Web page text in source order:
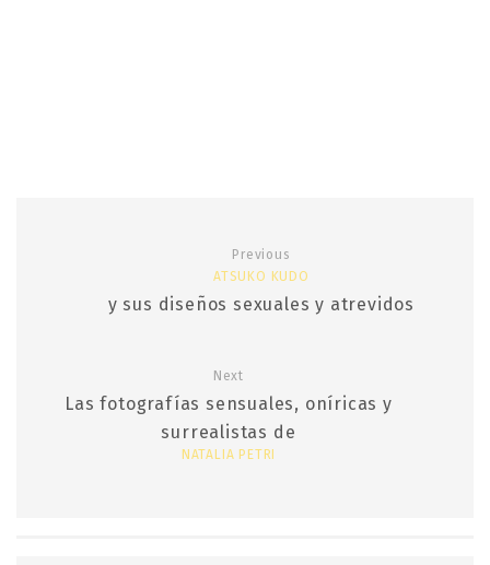
Previous
ATSUKO KUDO
y sus diseños sexuales y atrevidos
Next
Las fotografías sensuales, oníricas y
surrealistas de
NATALIA PETRI